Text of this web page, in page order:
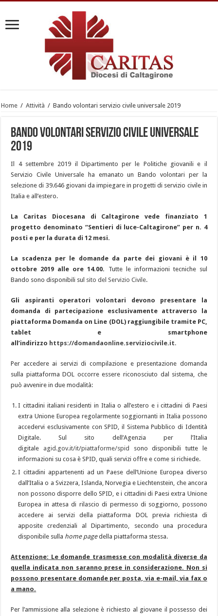
Home / Attività / Bando volontari servizio civile universale 2019
Bando volontari servizio civile universale
2019
Il 4 settembre 2019 il Dipartimento per le Politiche giovanili e il
Servizio Civile Universale ha emanato un Bando volontari per la
selezione di 39.646 giovani da impiegare in progetti di servizio civile in
Italia e all’estero.
La Caritas Diocesana di Caltagirone vede finanziato 1
progetto denominato “Sentieri di luce-Caltagirone” per n. 4
posti e per la durata di 12 mesi.
La scadenza per le domande da parte dei giovani è il 10
ottobre 2019 alle ore 14.00. Tutte le informazioni tecniche sul
Bando sono disponibili sul sito del Servizio Civile.
Gli aspiranti operatori volontari devono presentare la
domanda di partecipazione esclusivamente attraverso la
piattaforma Domanda on Line (DOL) raggiungibile tramite PC,
tablet e smartphone
all’indirizzo https://domandaonline.serviziocivile.it.
Per accedere ai servizi di compilazione e presentazione domanda
sulla piattaforma DOL occorre essere riconosciuto dal sistema, che
può avvenire in due modalità:
I cittadini italiani residenti in Italia o all’estero e i cittadini di Paesi
extra Unione Europea regolarmente soggiornanti in Italia possono
accedervi esclusivamente con SPID, il Sistema Pubblico di Identità
Digitale. Sul sito dell’Agenzia per l’Italia
digitale agid.gov.it/it/piattaforme/spid
sono disponibili tutte le
informazioni su cosa è SPID, quali servizi offre e come si richiede.
I cittadini appartenenti ad un Paese dell’Unione Europea diverso
dall’Italia o a Svizzera, Islanda, Norvegia e Liechtenstein, che ancora
non possono disporre dello SPID, e i cittadini di Paesi extra Unione
Europea in attesa di rilascio di permesso di soggiorno, possono
accedere ai servizi della piattaforma DOL previa richiesta di
apposite credenziali al Dipartimento, secondo una procedura
disponibile sulla home pagedella piattaforma stessa.
Attenzione: Le domande trasmesse con modalità diverse da
quella indicata non saranno prese in considerazione. Non si
possono presentare domande per posta, via e-mail, via fax o
a mano.
Per l’ammissione alla selezione è richiesto al giovane il possesso dei